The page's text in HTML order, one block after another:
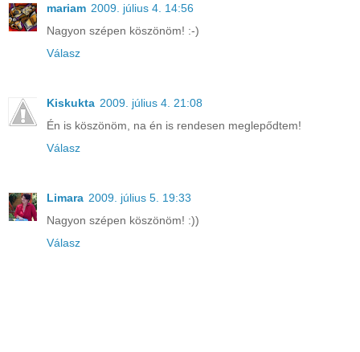
mariam 2009. július 4. 14:56
Nagyon szépen köszönöm! :-)
Válasz
Kiskukta 2009. július 4. 21:08
Én is köszönöm, na én is rendesen meglepődtem!
Válasz
Limara 2009. július 5. 19:33
Nagyon szépen köszönöm! :))
Válasz